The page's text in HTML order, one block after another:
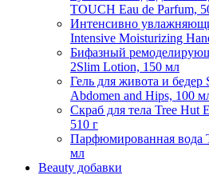
TOUCH Eau de Parfum,
Интенсивно
Intensive Moisturizing
Бифазный
2Slim Lotion, 150 мл
Гель для живота и бедер
Abdomen and Hips, 100
Скраб для тела Tree Hut
510 г
Парфюмированная вода
мл
Beauty добавки